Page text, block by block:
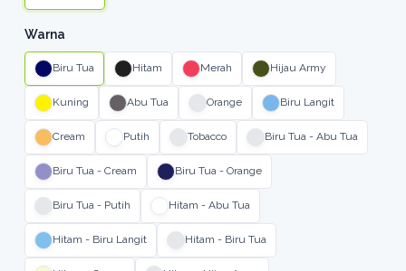
Warna
Biru Tua Hitam Merah Hijau Army
Kuning Abu Tua Orange Biru Langit
Cream Putih Tobacco Biru Tua - Abu Tua
Biru Tua - Cream Biru Tua - Orange
Biru Tua - Putih Hitam - Abu Tua
Hitam - Biru Langit Hitam - Biru Tua